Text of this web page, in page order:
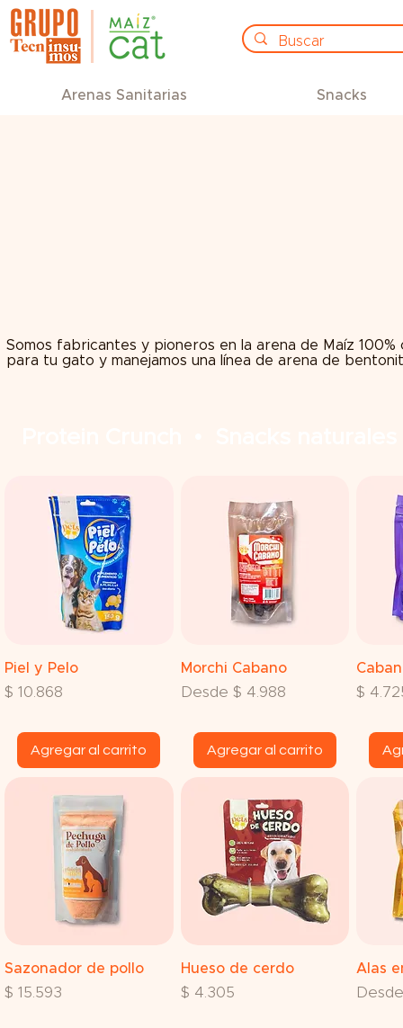
Arenas Sanitarias Snacks
Somos fabricantes y pioneros en la arena de Maíz
para tu gato y manejamos una línea de arena de
Vista rápida
Piel y Pelo
Precio
$ 10.868
Agregar al carrito
Vista rápida
Morchi Cabano
Desde $ 4.988
Precio de oferta
Agregar al carrito
Precio
$
Vista rápida
Sazonador de pollo
Precio
$ 15.593
Vista rápida
Hueso de cerdo
Precio
$ 4.305
Alas